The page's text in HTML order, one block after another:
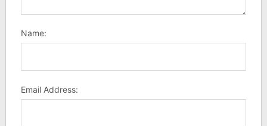
Name:
Email Address: